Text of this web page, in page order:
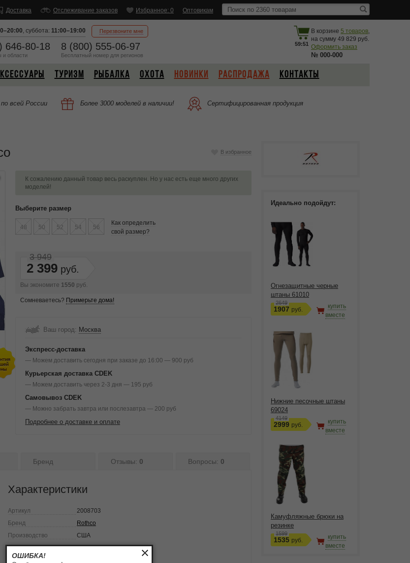
Доставка Отслеживание заказов Избранное: 0 Оптовикам
, суббота: 11:00–19:00
646-80-18
и области
8 (800) 555-06-97
Бесплатный номер для регионов
Перезвоните мне
59:51
В корзине 5 товаров,
на сумму 49 829
Оформить заказ
№ 000-000
ТУРИЗМ РЫБАЛКА ОХОТА НОВИНКИ РАСПРОДАЖА КОНТАКТЫ
всей России Более 3000 моделей в наличии! Сертифицированная продукция
В избранное
К сожалению данный товар весь раскуплен. Но у нас есть еще много других
моделей!
Выберите размер
48 50 52 54 56
Как определить
свой размер?
2 399
3 949
Вы экономите 1550 руб.
Сомневаетесь? Примерьте дома!
Ваш город: Москва
Экспресс-доставка
— Можем доставить сегодня при заказе до 16:00 — 900 руб
Курьерская доставка CDEK
— Можем доставить через 2-3 дня — 195 руб
Самовывоз CDEK
— Можно забрать завтра или послезавтра — 200 руб
Подробнее о доставке и оплате
Бренд Отзывы: 0 Вопросы: 0
Характеристики
Артикул
2008703
Бренд
Rothco
Производство
США
Идеально подойдут:
Огнезащитные черные
штаны 61010
2649
1907 руб.
купить
вместе
Нижние песочные штаны
69024
4149
2999 руб.
купить
вместе
Камуфляжные брюки на
резинке
1599
1535 руб.
купить
вместе
ОШИБКА!